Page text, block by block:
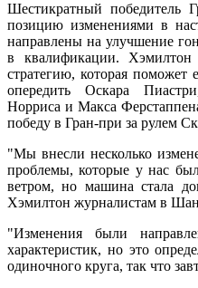
Шестикратный победитель
позицию изменениями в
направлены на улучшение
в квалификации. Хэмилтон
стратегию, которая поможет
опередить Оскара
Норриса и Макса
победу в Гран-при за рулем
"Мы внесли несколько
проблемы, которые у нас
ветром, но машина стала
Хэмилтон журналистам в
"Изменения были
характеристик, но это
одиночного круга, так что